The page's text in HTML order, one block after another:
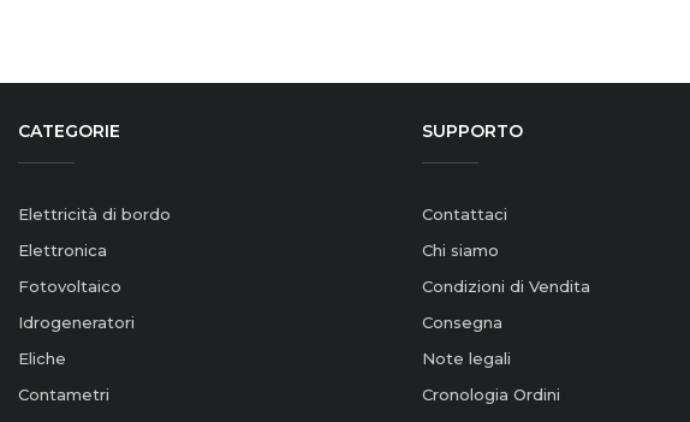
CATEGORIE
Elettricità di bordo
Elettronica
Fotovoltaico
Idrogeneratori
Eliche
Contametri
SUPPORTO
Contattaci
Chi siamo
Condizioni di Vendita
Consegna
Note legali
Cronologia Ordini